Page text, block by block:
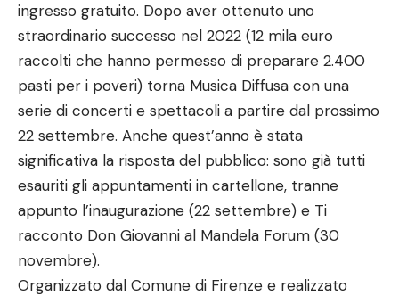
ingresso gratuito. Dopo aver ottenuto uno
straordinario successo nel 2022 (12 mila euro
raccolti che hanno permesso di preparare 2.400
pasti per i poveri) torna Musica Diffusa con una
serie di concerti e spettacoli a partire dal prossimo
22 settembre. Anche quest’anno è stata
significativa la risposta del pubblico: sono già tutti
esauriti gli appuntamenti in cartellone, tranne
appunto l’inaugurazione (22 settembre) e Ti
racconto Don Giovanni al Mandela Forum (30
novembre).
Organizzato dal Comune di Firenze e realizzato